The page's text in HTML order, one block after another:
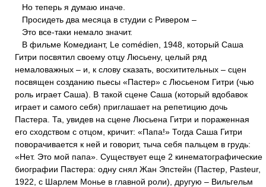
Но теперь я думаю иначе.
Просидеть два месяца в студии с Ривером –
Это все-таки немало значит.
В фильме Комедиант, Le comédien, 1948, который Саша
Гитри посвятил своему отцу Люсьену, целый ряд
немаловажных – и, к слову сказать, восхитительных – сцен
посвящен созданию пьесы «Пастер» с Люсьеном Гитри (чью
роль играет Саша). В такой сцене Саша (который вдобавок
играет и самого себя) приглашает на репетицию дочь
Пастера. Та, увидев на сцене Люсьена Гитри и пораженная
его сходством с отцом, кричит: «Папа!» Тогда Саша Гитри
поворачивается к ней и говорит, тыча себя пальцем в грудь:
«Нет. Это мой папа». Существует еще 2 кинематографические
биографии Пастера: одну снял Жан Эпстейн (Пастер, Pasteur,
1922, с Шарлем Монье в главной роли), другую – Вильгельм